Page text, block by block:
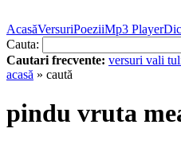
AcasăVersuriPoeziiMp3 Player
Cauta:
Cautari frecvente: versuri vali
acasă » caută
pindu vruta